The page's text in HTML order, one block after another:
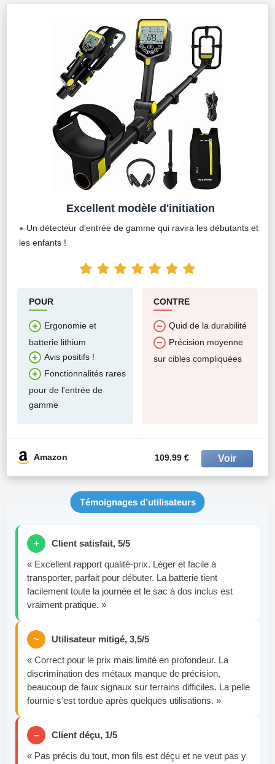
Excellent modèle d'initiation
Un détecteur d'entrée de gamme qui ravira les débutants et
les enfants !
POUR
Ergonomie et
batterie lithium
Avis positifs !
Fonctionnalités rares
pour de l'entrée de
gamme
CONTRE
Quid de la durabilité
Précision moyenne
sur cibles compliquées
Amazon 109.99 €
Témoignages d’utilisateurs
+
Client satisfait, 5/5
« Excellent rapport qualité-prix. Léger et facile à
transporter, parfait pour débuter. La batterie tient
facilement toute la journée et le sac à dos inclus est
vraiment pratique. »
~
Utilisateur mitigé, 3,5/5
« Correct pour le prix mais limité en profondeur. La
discrimination des métaux manque de précision,
beaucoup de faux signaux sur terrains difficiles. La pelle
fournie s’est tordue après quelques utilisations. »
–
Client déçu, 1/5
« Pas précis du tout, mon fils est déçu et ne veut pas y